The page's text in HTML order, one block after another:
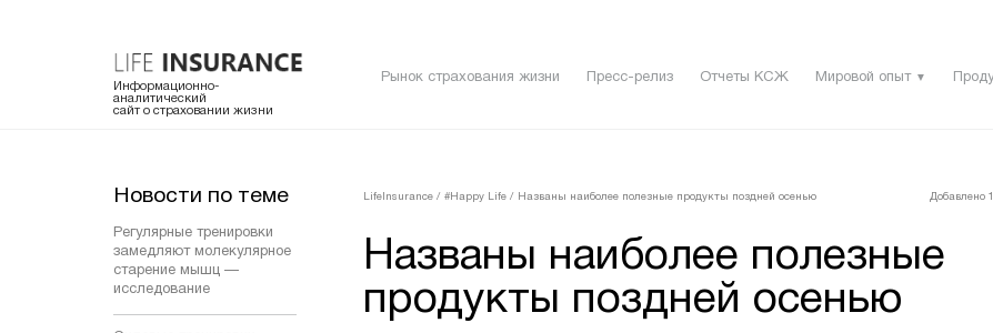
Информационно-
аналитический
сайт о страховании жизни
Рынок страхования жизни Пресс-релиз Отчеты КСЖ Мировой опыт ▼
Новости по теме
Регулярные тренировки
замедляют молекулярное
старение мышц —
исследование
LifeInsurance / #Happy Life / Названы наиболее полезные продукты поздней осенью Добавлено
Названы наиболее полезные
продукты поздней осенью